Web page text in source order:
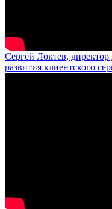
Сергей Локтев,
развития клиентского